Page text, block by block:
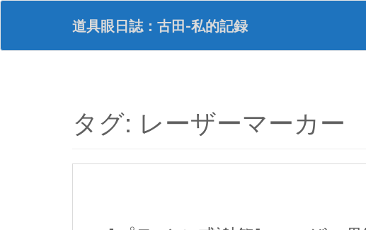
S
p
道具眼日誌：古田-私的記録
タグ: レーザーマーカー